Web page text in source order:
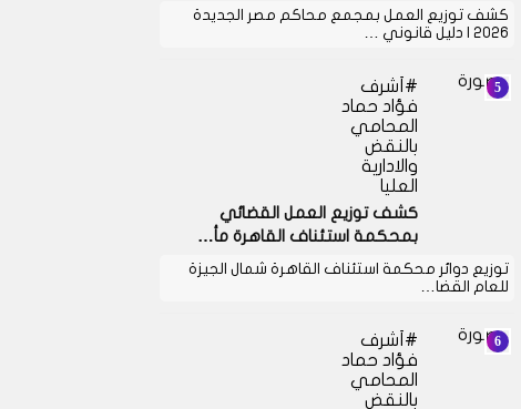
كشف توزيع العمل بمجمع محاكم مصر الجديدة
2026 | دليل قانوني …
أشرف
فؤاد حماد
المحامي
بالنقض
والادارية
العليا
كشف توزيع العمل القضائي
بمحكمة استئناف القاهرة مأ…
توزيع دوائر محكمة استئناف القاهرة شمال الجيزة
للعام القضا…
أشرف
فؤاد حماد
المحامي
بالنقض